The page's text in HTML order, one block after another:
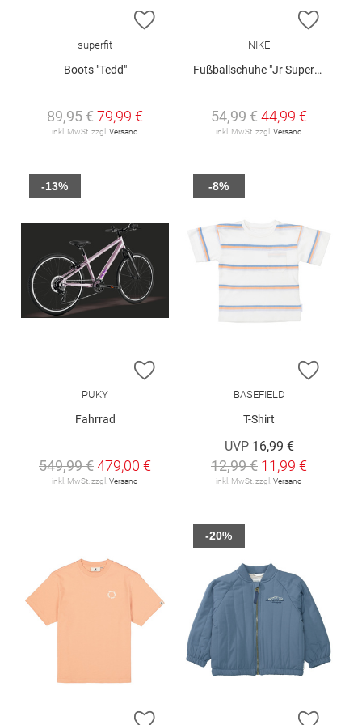
ZUR WUNSCHLISTE HINZUFÜGEN
superfit
Boots "Tedd"
89,95 €79,99 €
inkl. MwSt. zzgl. Versand
ZUR
NIKE
Fußballschuhe "Jr Superfly 11 Club"
54,99 €44,99 €
inkl. MwSt. zzgl. Versand
ZUR WUNSCHLISTE HINZUFÜGEN
PUKY
Fahrrad
549,99 €479,00 €
inkl. MwSt. zzgl.Versand
-13%
ZUR
BASEFIELD
T-Shirt
UVP 16,99 €
12,99 € 11,99 €
inkl. MwSt. zzgl.Versand
-8%
ZUR WUNSCHLISTE HINZUFÜGEN
ZUR
-20%